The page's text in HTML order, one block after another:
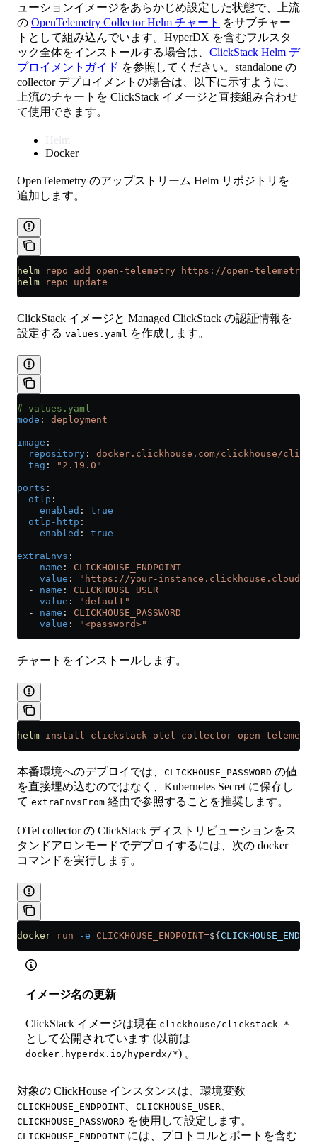
ューションイメージをあらかじめ設定した状態で、上流
の OpenTelemetry Collector Helm チャート をサブチャー
トとして組み込んでいます。HyperDX を含むフルスタ
ック全体をインストールする場合は、 ClickStack Helm デ
プロイメントガイド を参照してください。standalone の
collector デプロイメントの場合は、以下に示すように、
上流のチャートを ClickStack イメージと直接組み合わせ
て使用できます。
Helm
Docker
OpenTelemetry のアップストリーム Helm リポジトリを
追加します。
helm repo add open-telemetry https://open-
helm repo update
ClickStack イメージと Managed ClickStack の認証情報を
設定する values.yaml を作成します。
# values.yaml
mode : deployment
image :
  repository
: docker.clickhouse.com/clickhouse/
  tag
: "2.19.0"
ports :
  otlp
:
    enabled
: true
  otlp-http
:
    enabled
: true
extraEnvs :
  -
name : CLICKHOUSE_ENDPOINT
    value
:
"https://your-
  -
name : CLICKHOUSE_USER
    value
:
"default"
  -
name : CLICKHOUSE_PASSWORD
    value
: "<password>"
チャートをインストールします。
helm install clickstack-otel-collector open-
本番環境へのデプロイでは、 CLICKHOUSE_PASSWORD の値
を直接埋め込むのではなく、Kubernetes Secret に保存し
て extraEnvsFrom 経由で参照することを推奨します。
OTel collector の ClickStack ディストリビューションをス
タンドアロンモードでデプロイするには、次の docker
コマンドを実行します。
docker run -e CLICKHOUSE_ENDPOINT=${
イメージ名の更新
ClickStack イメージは現在 clickhouse/clickstack-*
として公開されています (以前は
docker.hyperdx.io/hyperdx/*) 。
対象の ClickHouse インスタンスは、環境変数
CLICKHOUSE_ENDPOINT CLICKHOUSE_USER
CLICKHOUSE_PASSWORD を使用して設定します。
CLICKHOUSE_ENDPOINT には、プロトコルとポートを含む